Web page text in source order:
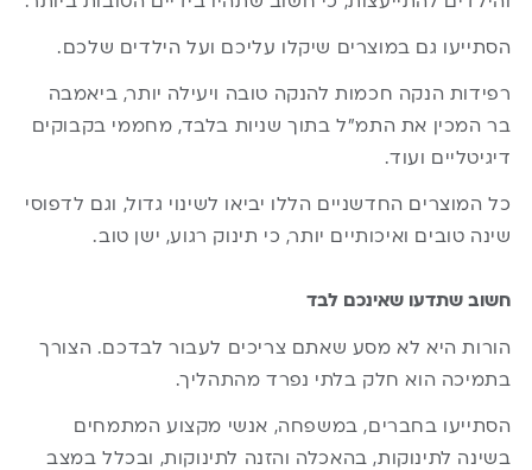
הסתייעו גם במוצרים שיקלו עליכם ועל הילדים שלכם.
רפידות הנקה חכמות להנקה טובה ויעילה יותר, ביאמבה
בר המכין את התמ”ל בתוך שניות בלבד, מחממי בקבוקים
דיגיטליים ועוד.
כל המוצרים החדשניים הללו יביאו לשינוי גדול, וגם לדפוסי
שינה טובים ואיכותיים יותר, כי תינוק רגוע, ישן טוב.
חשוב שתדעו שאינכם לבד
הורות היא לא מסע שאתם צריכים לעבור לבדכם. הצורך
בתמיכה הוא חלק בלתי נפרד מהתהליך.
הסתייעו בחברים, במשפחה, אנשי מקצוע המתמחים
בשינה לתינוקות, בהאכלה והזנה לתינוקות, ובכלל במצב